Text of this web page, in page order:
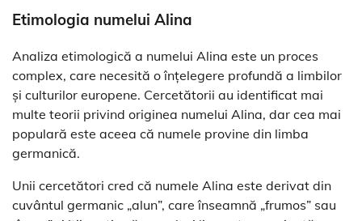
Etimologia numelui Alina
Analiza etimologică a numelui Alina este un proces
complex, care necesită o înțelegere profundă a limbilor
și culturilor europene. Cercetătorii au identificat mai
multe teorii privind originea numelui Alina, dar cea mai
populară este aceea că numele provine din limba
germanică.
Unii cercetători cred că numele Alina este derivat din
cuvântul germanic „alun”, care înseamnă „frumos” sau